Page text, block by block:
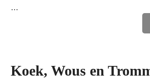
…
Koek, Wous en